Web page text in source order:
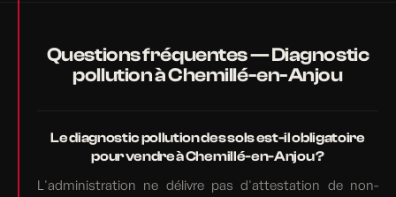
Questions fréquentes — Diagnostic
pollution à Chemillé-en-Anjou
Le diagnostic pollution des sols est-il obligatoire
pour vendre à Chemillé-en-Anjou ?
L'administration ne délivre pas d'attestation de non-